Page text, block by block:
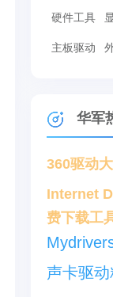
硬件工具
主板驱动
华军
360驱动
Internet
费下载工
声卡驱动